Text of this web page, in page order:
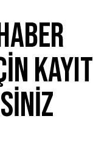
KAYIT